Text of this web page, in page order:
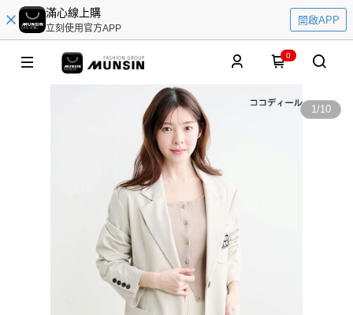
滿心線上購
立刻使用官方APP
開啟APP
0
1/10